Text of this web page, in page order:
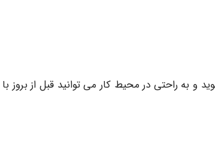
آشنا می شوید و به راحتی در محیط کار می توانید قبل از بروز با